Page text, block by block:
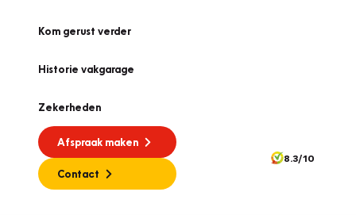
Kom gerust verder
Historie vakgarage
Zekerheden
Afspraak maken
Contact
8.3/10